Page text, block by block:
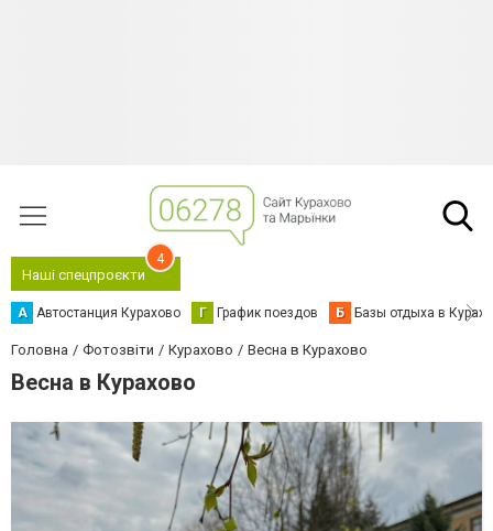
Наші спецпроєкти
4
А Автостанция Курахово Г График поездов Б Базы отдыха в
Головна Фотозвіти Курахово Весна в Курахово
Весна в Курахово